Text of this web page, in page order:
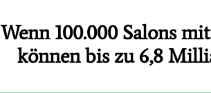
Wenn 100.000 Salons
können bis zu 6,8